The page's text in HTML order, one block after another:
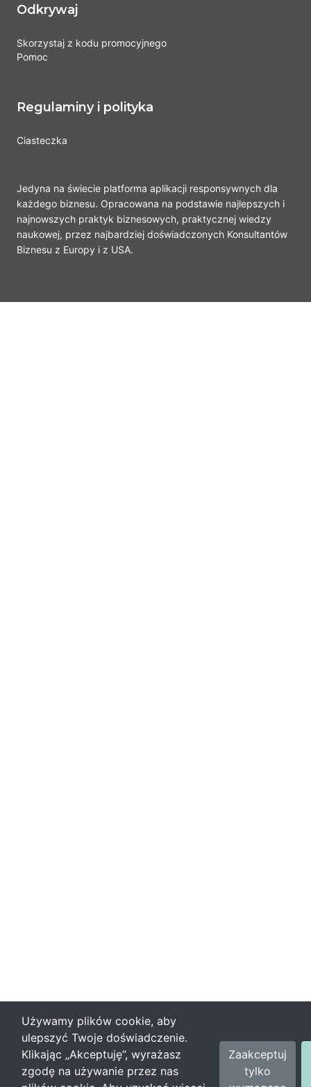
Odkrywaj
Skorzystaj z kodu promocyjnego
Pomoc
Regulaminy i polityka
Ciasteczka
Jedyna na świecie platforma aplikacji responsywnych dla
każdego biznesu. Opracowana na podstawie najlepszych i
najnowszych praktyk biznesowych, praktycznej wiedzy
naukowej, przez najbardziej doświadczonych Konsultantów
Biznesu z Europy i z USA.
Używamy plików cookie, aby
ulepszyć Twoje doświadczenie.
Klikając „Akceptuję”, wyrażasz
zgodę na używanie przez nas
Zaakceptuj
tylko